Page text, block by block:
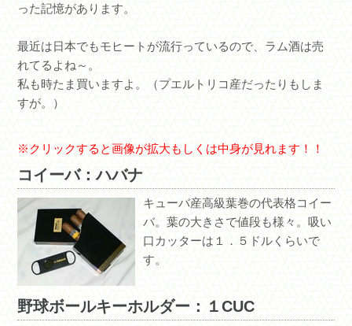
った記憶があります。
最近は日本でもモヒートが流行っているので、ラム酒は売
れてるよね～。
私も時たま買いますよ。（プエルトリコ産だったりもしま
すが。）
※クリックすると画像が拡大もしくは中身が見れます！！
コイーバ：ハバナ
キューバ産高級葉巻の代表格コイー
バ。葉の大きさで値段も様々。吸い
口カッターは１．５ドルくらいで
す。
野球ボールキーホルダー：１CUC